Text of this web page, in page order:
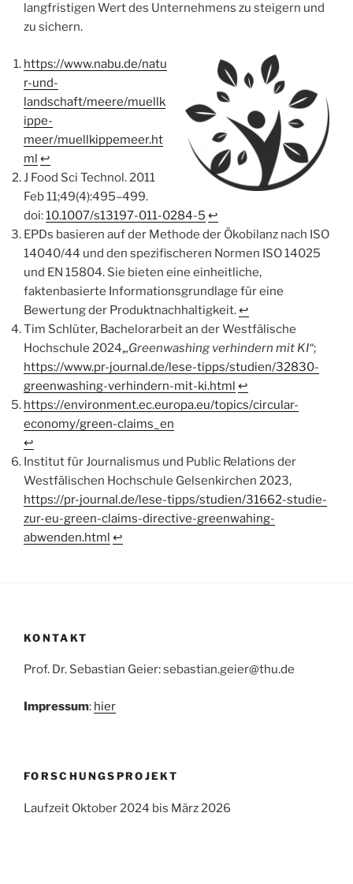
langfristigen Wert des Unternehmens zu steigern und
zu sichern.
https://www.nabu.de/natu
r-und-
landschaft/meere/muellk
ippe-
meer/muellkippemeer.ht
ml ↩︎
J Food Sci Technol. 2011
Feb 11;49(4):495–499.
doi:10.1007/s13197-011-0284-5 ↩︎
EPDs basieren auf der Methode der Ökobilanz nach ISO
14040/44 und den spezifischeren Normen ISO 14025
und EN 15804. Sie bieten eine einheitliche,
faktenbasierte Informationsgrundlage für eine
Bewertung der Produktnachhaltigkeit.↩︎
Tim Schlüter, Bachelorarbeit an der Westfälische
Hochschule 2024,„Greenwashing verhindern mit KI“;
https://www.pr-journal.de/lese-tipps/studien/32830-
greenwashing-verhindern-mit-ki.html ↩︎
https://environment.ec.europa.eu/topics/circular-
economy/green-claims_en
↩︎
Institut für Journalismus und Public Relations der
Westfälischen Hochschule Gelsenkirchen 2023,
https://pr-journal.de/lese-tipps/studien/31662-studie-
zur-eu-green-claims-directive-greenwahing-
abwenden.html ↩︎
KONTAKT
Prof. Dr. Sebastian Geier: sebastian.geier@thu.de
Impressum: hier
FORSCHUNGSPROJEKT
Laufzeit Oktober 2024 bis März 2026